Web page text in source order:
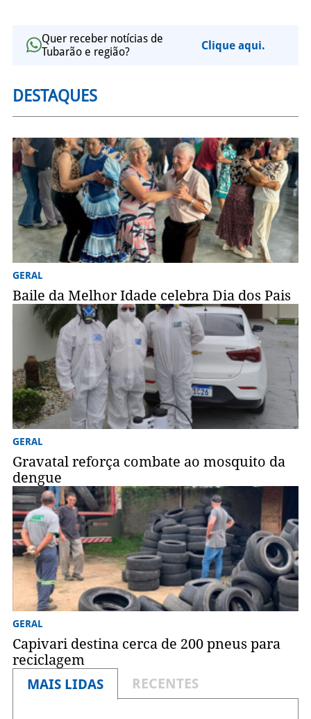
Quer receber notícias de
Tubarão e região?
Clique aqui.
DESTAQUES
GERAL
Baile da Melhor Idade celebra Dia dos Pais
GERAL
Gravatal reforça combate ao mosquito da
dengue
GERAL
Capivari destina cerca de 200 pneus para
reciclagem
MAIS LIDAS
RECENTES